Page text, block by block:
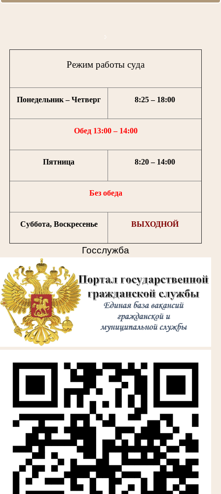
Режим работы суда
Понедельник – Четверг 8:25 – 18:00
Обед 13:00 – 14:00
Пятница 8:20 – 14:00
Без обеда
Суббота, Воскресенье ВЫХОДНОЙ
Госслужба